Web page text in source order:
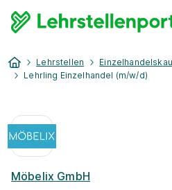
Lehrstellen
Lehrling Einzelhandel (m/w/d)
Möbelix GmbH